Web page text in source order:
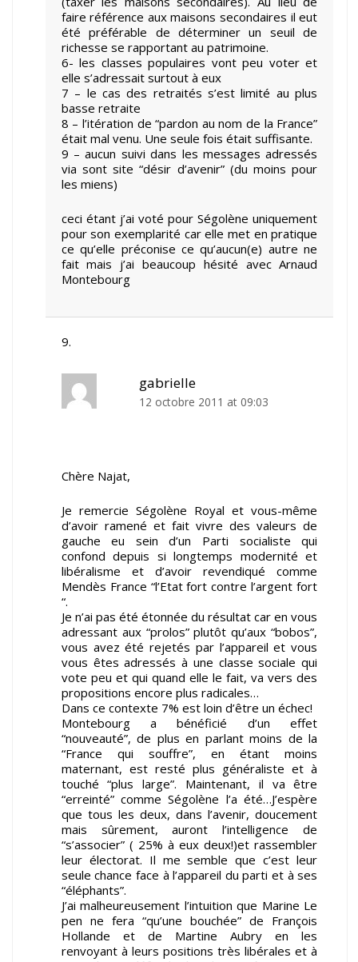
faire référence aux maisons secondaires il eut
été préférable de déterminer un seuil de
richesse se rapportant au patrimoine.
6- les classes populaires vont peu voter et
elle s’adressait surtout à eux
7 – le cas des retraités s’est limité au plus
basse retraite
8 – l’itération de “pardon au nom de la France”
était mal venu. Une seule fois était suffisante.
9 – aucun suivi dans les messages adressés
via sont site “désir d’avenir” (du moins pour
les miens)
ceci étant j’ai voté pour Ségolène uniquement
pour son exemplarité car elle met en pratique
ce qu’elle préconise ce qu’aucun(e) autre ne
fait mais j’ai beaucoup hésité avec Arnaud
Montebourg
gabrielle
12 octobre 2011 at 09:03
Chère Najat,
Je remercie Ségolène Royal et vous-même
d’avoir ramené et fait vivre des valeurs de
gauche eu sein d’un Parti socialiste qui
confond depuis si longtemps modernité et
libéralisme et d’avoir revendiqué comme
Mendès France “l’Etat fort contre l’argent fort
“.
Je n’ai pas été étonnée du résultat car en vous
adressant aux “prolos” plutôt qu’aux “bobos”,
vous avez été rejetés par l’appareil et vous
vous êtes adressés à une classe sociale qui
vote peu et qui quand elle le fait, va vers des
propositions encore plus radicales…
Dans ce contexte 7% est loin d’être un échec!
Montebourg a bénéficié d’un effet
“nouveauté”, de plus en parlant moins de la
“France qui souffre”, en étant moins
maternant, est resté plus généraliste et à
touché “plus large”. Maintenant, il va être
“erreinté” comme Ségolène l’a été…J’espère
que tous les deux, dans l’avenir, doucement
mais sûrement, auront l’intelligence de
“s’associer” ( 25% à eux deux!)et rassembler
leur électorat. Il me semble que c’est leur
seule chance face à l’appareil du parti et à ses
“éléphants”.
J’ai malheureusement l’intuition que Marine Le
pen ne fera “qu’une bouchée” de François
Hollande et de Martine Aubry en les
renvoyant à leurs positions très libérales et à